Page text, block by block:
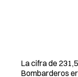
La cifra de
Bombarderos